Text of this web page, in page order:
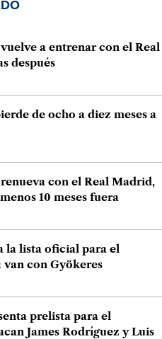
a entrenar con el Real
después
de ocho a diez meses a
con el Real Madrid,
10 meses fuera
la lista oficial para el
con Gyökeres
prelista para el
James Rodríguez y Luis